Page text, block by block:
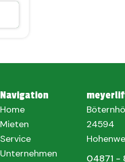
Navigation
Home
Mieten
Service
Unternehmen
24594
04871 -